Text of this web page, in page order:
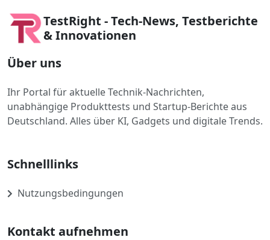
TestRight - Tech-News, Testberichte
& Innovationen
Über uns
Ihr Portal für aktuelle Technik-Nachrichten,
unabhängige Produkttests und Startup-Berichte aus
Deutschland. Alles über KI, Gadgets und digitale Trends.
Schnelllinks
Nutzungsbedingungen
Kontakt aufnehmen